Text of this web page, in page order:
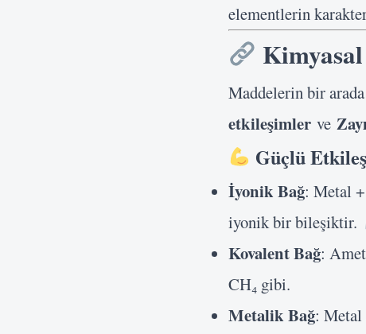
elementlerin
Maddelerin bir
etkileşimler ve
Güçlü
İyonik Bağ: Metal
iyonik bir bileşiktir.
Kovalent Bağ:
CH₄ gibi.
Metalik Bağ: Metal